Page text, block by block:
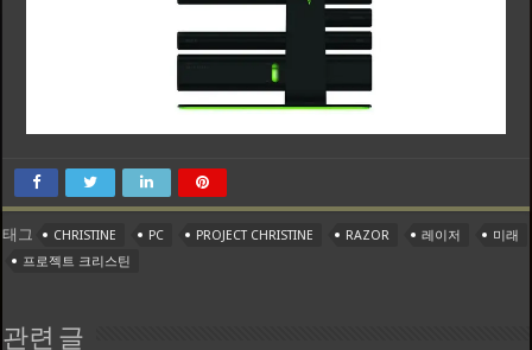
태그 CHRISTINE PC PROJECT CHRISTINE RAZOR 레이저
미래
프로젝트 크리스틴
관련 글